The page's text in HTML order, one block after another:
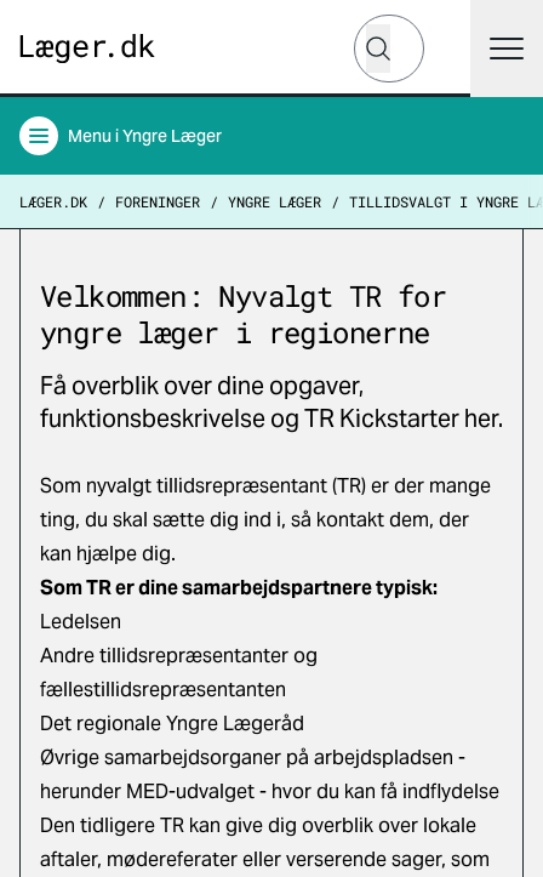
Hvad leder du efter?
Søg
Menu i Yngre Læger
LÆGER.DK FORENINGER YNGRE LÆGER TILLIDSVALGT I YNGRE
Velkommen: Nyvalgt TR for
yngre læger i regionerne
Få overblik over dine opgaver,
funktionsbeskrivelse og TR Kickstarter her.
Som nyvalgt tillidsrepræsentant (TR) er der mange
ting, du skal sætte dig ind i, så kontakt dem, der
kan hjælpe dig.
Som TR er dine samarbejdspartnere typisk:
Ledelsen
Andre tillidsrepræsentanter og
fællestillidsrepræsentanten
Det regionale Yngre Lægeråd
Øvrige samarbejdsorganer på arbejdspladsen -
herunder MED-udvalget - hvor du kan få indflydelse
Den tidligere TR kan give dig overblik over lokale
aftaler, mødereferater eller verserende sager, som